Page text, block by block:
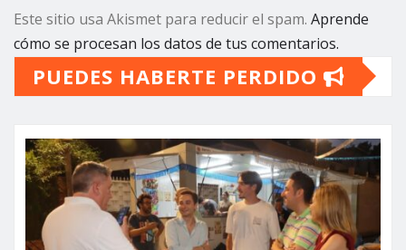
Este sitio usa Akismet para reducir el spam. Aprende
cómo se procesan los datos de tus comentarios.
PUEDES HABERTE PERDIDO